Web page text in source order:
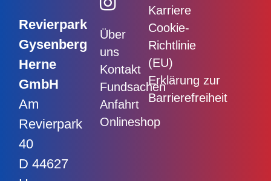
Revierpark
Gysenberg
Herne
GmbH
Am
Revierpark
40
D 44627
Über
uns
Kontakt
Fundsachen
Anfahrt
Onlineshop
Karriere
Cookie-
Richtlinie
(EU)
Erklärung zur
Barrierefreiheit